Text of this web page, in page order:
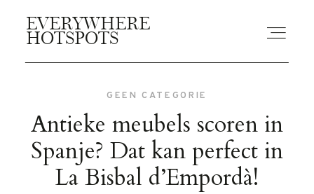
EVERYWHERE
HOTSPOTS
EVERYWHERE
HOTSPOTS
GUIDES
GEEN CATEGORIE
Antieke meubels scoren in
Spanje? Dat kan perfect in
La Bisbal d’Empordà!